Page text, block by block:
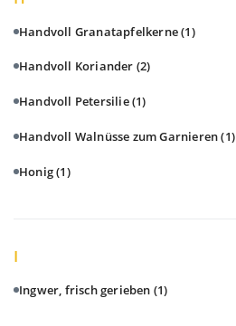
Handvoll Granatapfelkerne(1)
Handvoll Koriander (2)
Handvoll Petersilie(1)
Handvoll Walnüsse zum Garnieren(1)
Honig(1)
I
Ingwer, frisch gerieben (1)